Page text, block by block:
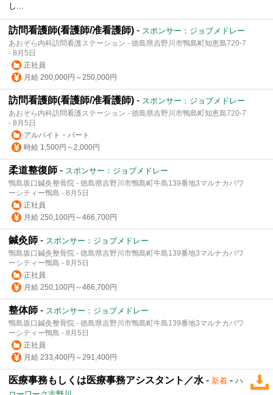
し...
訪問看護師(看護師/准看護師) - スポンサー：ジョブメドレー
あおぞら内科訪問看護ステーション - 徳島県吉野川市鴨島町知恵島720-7
- 8月5日
正社員
月給 200,000円～250,000円
訪問看護師(看護師/准看護師) - スポンサー：ジョブメドレー
あおぞら内科訪問看護ステーション - 徳島県吉野川市鴨島町知恵島720-7
- 8月5日
アルバイト・パート
時給 1,500円～2,000円
柔道整復師 - スポンサー：ジョブメドレー
鴨島坂口鍼灸整骨院 - 徳島県吉野川市鴨島町牛島139番地3マルナカパワ
ーシティー鴨島 - 8月5日
正社員
月給 250,100円～466,700円
鍼灸師 - スポンサー：ジョブメドレー
鴨島坂口鍼灸整骨院 - 徳島県吉野川市鴨島町牛島139番地3マルナカパワ
ーシティー鴨島 - 8月5日
正社員
月給 250,100円～466,700円
整体師 - スポンサー：ジョブメドレー
鴨島坂口鍼灸整骨院 - 徳島県吉野川市鴨島町牛島139番地3マルナカパワ
ーシティー鴨島 - 8月5日
正社員
月給 233,400円～291,400円
医療事務もしくは医療事務アシスタント／水 - 新着 - ハ